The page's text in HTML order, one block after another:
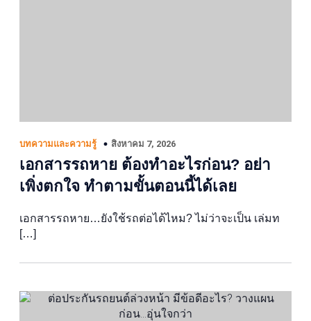
บทความและความรู้ สิงหาคม 7, 2026
เอกสารรถหาย ต้องทำอะไรก่อน? อย่า
เพิ่งตกใจ ทำตามขั้นตอนนี้ได้เลย
เอกสารรถหาย…ยังใช้รถต่อได้ไหม? ไม่ว่าจะเป็น เล่มท
[…]